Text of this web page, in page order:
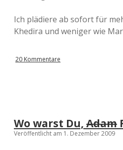
Ich plädiere ab sofort für
Khedira und weniger wie
20 Kommentare
Wo warst Du, Adam
Veröffentlicht am 1. Dezember 2009